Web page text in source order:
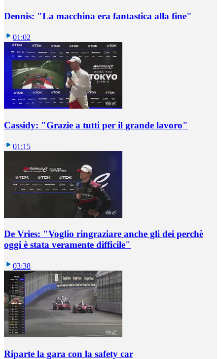
Dennis: "La macchina era fantastica alla fine"
01:02
Cassidy: "Grazie a tutti per il grande lavoro"
01:15
De Vries: "Voglio ringraziare anche gli dei perchè
oggi è stata veramente difficile"
03:38
Riparte la gara con la safety car